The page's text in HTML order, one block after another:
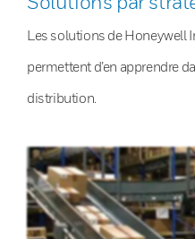
Les solutions de Honeywell
permettent d’en apprendre
distribution.